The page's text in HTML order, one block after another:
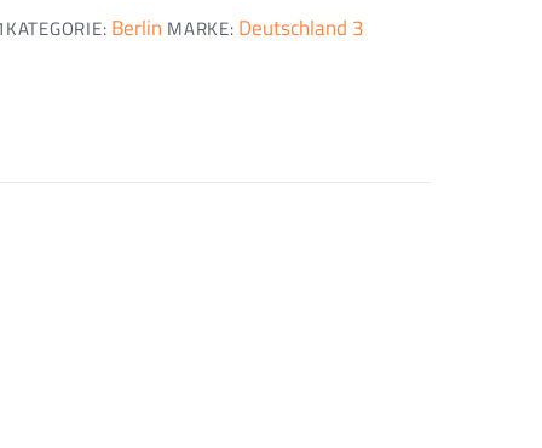
KATEGORIE: Berlin MARKE: Deutschland 3